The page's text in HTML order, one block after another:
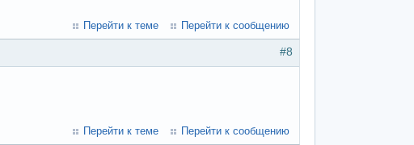
Перейти к теме Перейти к сообщению
#8
Перейти к теме Перейти к сообщению